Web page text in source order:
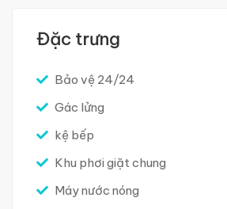
Đặc trưng
Bảo vệ 24/24
Gác lửng
kệ bếp
Khu phơi giặt chung
Máy nước nóng